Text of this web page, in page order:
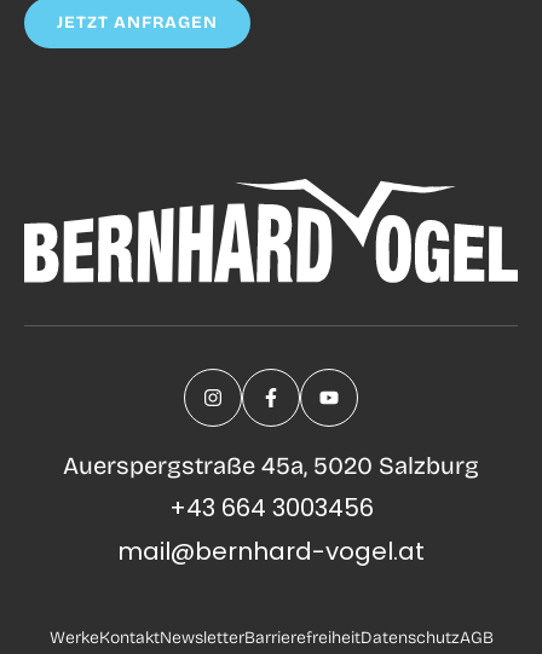
JETZT ANFRAGEN
Auerspergstraße 45a, 5020 Salzburg
+43 664 3003456
mail@bernhard-vogel.at
WerkeKontaktNewsletterBarrierefreiheitDatenschutzAGB